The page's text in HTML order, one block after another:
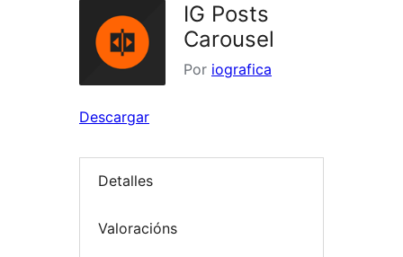
IG Posts
Carousel
Por iografica
Descargar
Detalles
Valoracións